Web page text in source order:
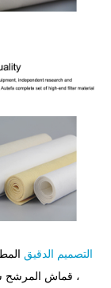
التصميم الدقيق
، قماش المرشح